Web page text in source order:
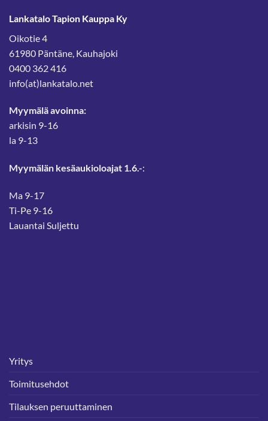
Lankatalo Tapion Kauppa Ky
Oikotie 4
61980 Päntäne, Kauhajoki
0400 362 416
info(at)lankatalo.net
Myymälä avoinna:
arkisin 9-16
la 9-13
Myymälän kesäaukioloajat 1.6.-:
Ma 9-17
Ti-Pe 9-16
Lauantai Suljettu
Yritys
Toimitusehdot
Tilauksen peruuttaminen